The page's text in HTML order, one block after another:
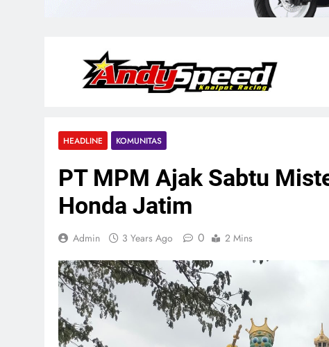
HEADLINE KOMUNITAS
PT MPM Ajak Sabtu
Honda Jatim
Admin 3 Years Ago 0 2 Mins